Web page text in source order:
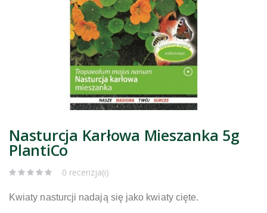
Nasturcja Karłowa Mieszanka 5g
PlantiCo
0 recenzja(i)
Kwiaty nasturcji nadają się jako kwiaty cięte.